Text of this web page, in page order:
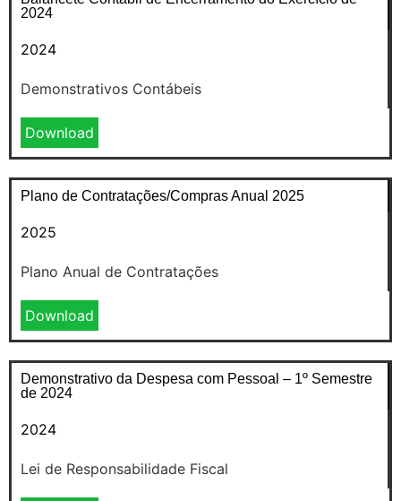
2024
2024
Demonstrativos Contábeis
Download
Plano de Contratações/Compras Anual 2025
2025
Plano Anual de Contratações
Download
Demonstrativo da Despesa com Pessoal – 1º Semestre
de 2024
2024
Lei de Responsabilidade Fiscal